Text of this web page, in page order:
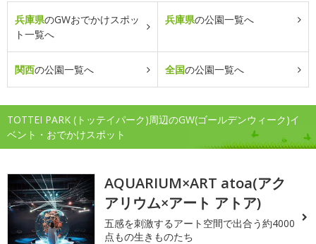
兵庫県のGWおでかけスポッ
ト一覧へ
兵庫県の公園一覧へ
関西の公園一覧へ 全国の公園一覧へ
TOTTEI PARK (トッテイパーク)周辺のGW(ゴールデンウィーク)イ
ベント・おでかけスポット
AQUARIUM×ART atoa(アク
アリウム×アート アトア)
五感を刺激するアート空間で出合う約4000
点もの生きものたち